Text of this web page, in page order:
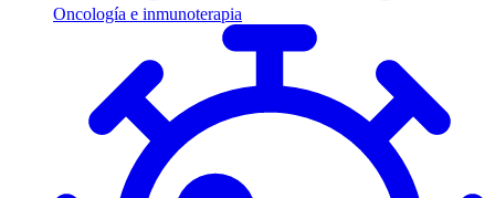
Oncología e inmunoterapia